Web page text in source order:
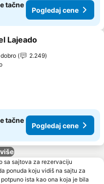
tačne
Pogledaj cene
u favorite
Lajeado
2.249
tačne
Pogledaj cene
sa sajtova za rezervaciju
ponuda koju vidiš na sajtu za
ista kao ona koja je bila